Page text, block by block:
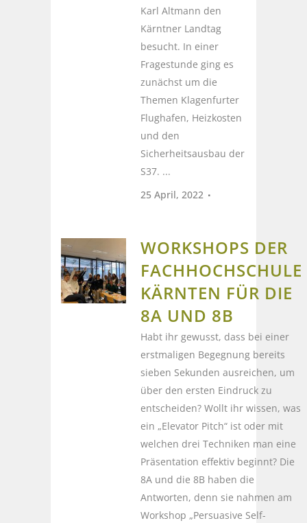
Karl Altmann den
Kärntner Landtag
besucht. In einer
Fragestunde ging es
zunächst um die
Themen Klagenfurter
Flughafen, Heizkosten
und den
Sicherheitsausbau der
S37. ...
25 April, 2022
WORKSHOPS DER
FACHHOCHSCHULE
KÄRNTEN FÜR DIE
8A UND 8B
Habt ihr gewusst, dass bei einer
erstmaligen Begegnung bereits
sieben Sekunden ausreichen, um
über den ersten Eindruck zu
entscheiden? Wollt ihr wissen, was
ein „Elevator Pitch“ ist oder mit
welchen drei Techniken man eine
Präsentation effektiv beginnt? Die
8A und die 8B haben die
Antworten, denn sie nahmen am
Workshop „Persuasive Self-